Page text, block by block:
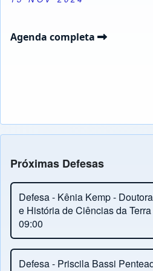
Agenda completa
Próximas Defesas
Defesa - Kênia Kemp - Doutorado - PPG Ensino
e História de Ciências da
09:00
Close or Open tab vvja-pane-
Orientação:
Ronaldo Barbosa
Defesa - Priscila Bassi Penteado - Doutorado -
Close or Open tab vvja-pane-